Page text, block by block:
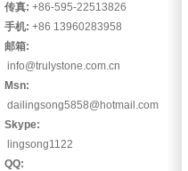
传真: +86-595-22513826
手机: +86 13960283958
邮箱:
info@trulystone.com.cn
Msn:
dailingsong5858@hotmail.com
Skype:
lingsong1122
QQ: